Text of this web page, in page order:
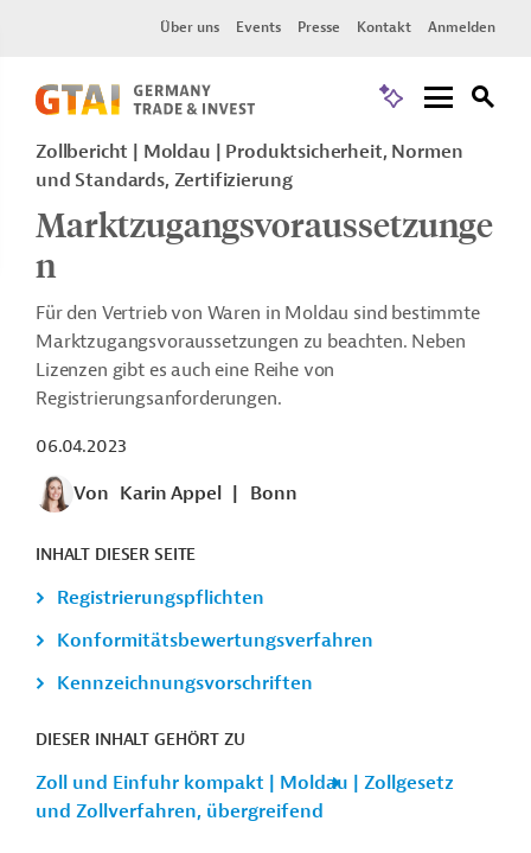
Über uns Events Presse Kontakt Anmelden
Zollbericht Moldau
Produktsicherheit, Normen
und Standards, Zertifizierung
Marktzugangsvoraussetzunge
n
Für den Vertrieb von Waren in Moldau sind bestimmte
Marktzugangsvoraussetzungen zu beachten. Neben
Lizenzen gibt es auch eine Reihe von
Registrierungsanforderungen.
06.04.2023
Von Karin Appel Bonn
INHALT DIESER SEITE
Registrierungspflichten
Konformitätsbewertungsverfahren
Kennzeichnungsvorschriften
DIESER INHALT GEHÖRT ZU
Zoll und Einfuhr kompakt | Moldau | Zollgesetz
und Zollverfahren, übergreifend